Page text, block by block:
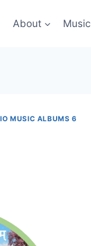
About Music
MUSIC ALBUMS 6